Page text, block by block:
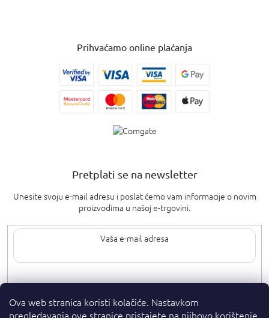
Ova web stranica koristi kolačiće. Nastavkom
pregledavanja ove stranice pristajete na njihovo korištenje.
Prihvaćamo online plaćanja
Pretplati se na newsletter
Unesite svoju e-mail adresu i poslat ćemo vam informacije o novim
proizvodima u našoj e-trgovini.
Upisom svoje e-pošte pristajete nauvjete privatnosti.